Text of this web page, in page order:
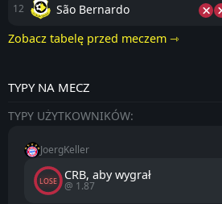
12 São Bernardo
Zobacz tabelę przed meczem ⇾
TYPY NA MECZ
TYPY UŻYTKOWNIKÓW:
JoergKeller
LOSE CRB, aby wygrał
@ 1.87